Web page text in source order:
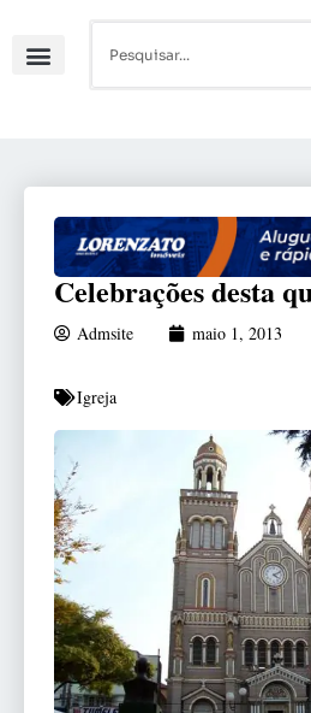
Celebrações desta
Admsite maio 1, 2013
Igreja